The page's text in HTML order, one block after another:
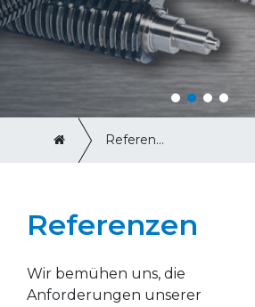
Referenzen
Referenzen
Wir bemühen uns, die
Anforderungen unserer